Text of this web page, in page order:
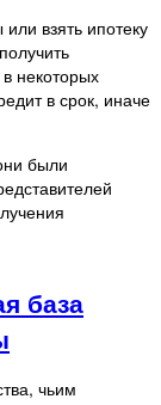
взять ипотеку
некоторых
в срок, иначе
были
база
чьим